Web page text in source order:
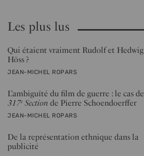
Les plus lus
Qui étaient vraiment Rudolf et Hedwig
Höss ?
PAR
JEAN-MICHEL ROPARS
L’ ambiguïté du film de guerre : le cas de
317e Section de Pierre Schoendoerffer
PAR
JEAN-MICHEL ROPARS
De la représentation ethnique dans la
publicité